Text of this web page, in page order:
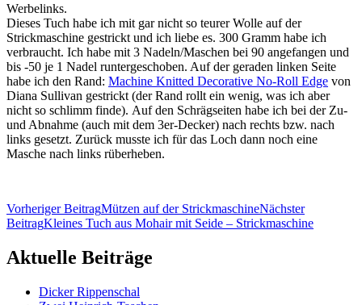
Werbelinks.
Dieses Tuch habe ich mit gar nicht so teurer Wolle auf der
Strickmaschine gestrickt und ich liebe es. 300 Gramm habe ich
verbraucht. Ich habe mit 3 Nadeln/Maschen bei 90 angefangen und
bis -50 je 1 Nadel runtergeschoben. Auf der geraden linken Seite
habe ich den Rand: Machine Knitted Decorative No-Roll Edge von
Diana Sullivan gestrickt (der Rand rollt ein wenig, was ich aber
nicht so schlimm finde). Auf den Schrägseiten habe ich bei der Zu-
und Abnahme (auch mit dem 3er-Decker) nach rechts bzw. nach
links gesetzt. Zurück musste ich für das Loch dann noch eine
Masche nach links rüberheben.
Beitragsnavigation
Vorheriger BeitragMützen auf der StrickmaschineNächster
BeitragKleines Tuch aus Mohair mit Seide – Strickmaschine
Aktuelle Beiträge
Dicker Rippenschal